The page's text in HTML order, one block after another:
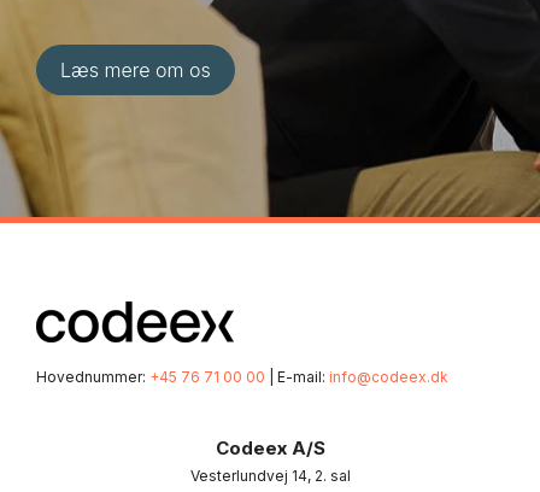
Hovednummer: +45 76 71 00 00 | E-mail: info@codeex.dk
Codeex A/S
Vesterlundvej 14, 2. sal